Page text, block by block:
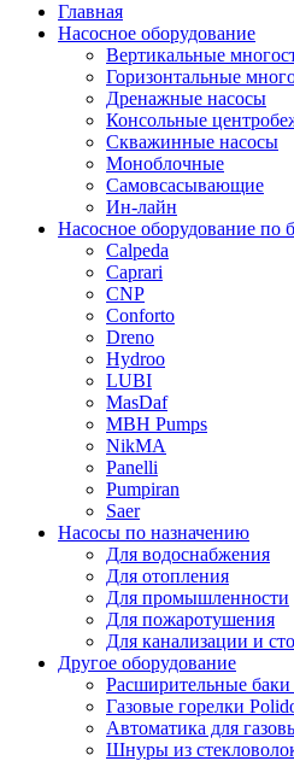
Главная
Насосное оборудование
Вертикальные
Горизонтальные
Дренажные насосы
Консольные
Скважинные насосы
Моноблочные
Самовсасывающие
Ин-лайн
Насосное оборудование по
Calpeda
Caprari
CNP
Conforto
Dreno
Hydroo
LUBI
MasDaf
MBH Pumps
NikMA
Panelli
Pumpiran
Saer
Насосы по назначению
Для водоснабжения
Для отопления
Для промышленности
Для пожаротушения
Для канализации и
Другое оборудование
Расширительные баки
Газовые горелки
Автоматика для
Шнуры из